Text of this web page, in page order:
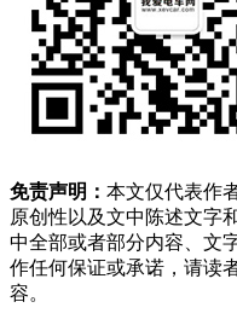
免责声明： 本文仅代表作
原创性以及文中陈述文字
中全部或者部分内容、文
作任何保证或承诺，请读
容。